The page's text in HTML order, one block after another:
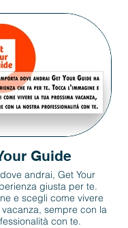
Guide
andrai, Get Your
giusta per te.
e scegli come vivere
sempre con la
con te.